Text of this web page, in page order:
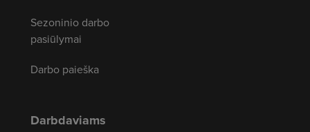
Sezoninio darbo
pasiūlymai
Darbo paieška
Darbdaviams